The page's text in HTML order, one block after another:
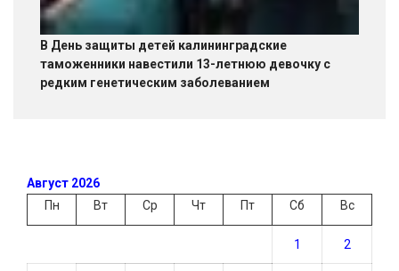
В День защиты детей калининградские
таможенники навестили 13-летнюю девочку с
редким генетическим заболеванием
Август 2026
Пн
Вт Ср Чт Пт Сб Вс
1 2